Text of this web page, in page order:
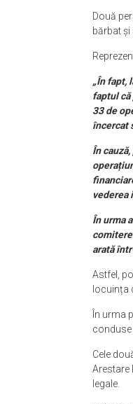
Două
bărbat și
„În fapt,
faptul că
33 de
încercat
În
vederea
În urma
arată
Astfel,
locuința
În urma
conduse
Cele
Arestare
legale.